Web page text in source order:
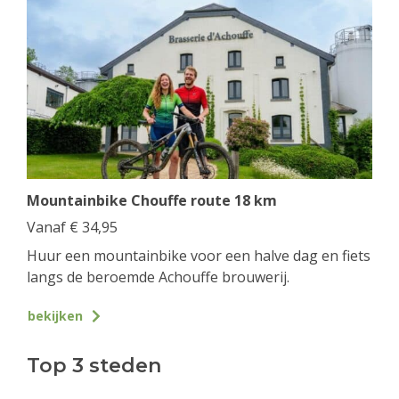
Mountainbike Chouffe route 18 km
Vanaf € 34,95
Huur een mountainbike voor een halve dag en fiets
langs de beroemde Achouffe brouwerij.
bekijken
Top 3 steden